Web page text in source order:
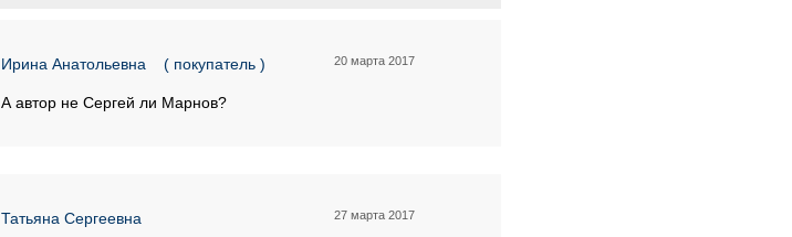
Ирина Анатольевна ( покупатель ) 20 марта 2017
А автор не Сергей ли Марнов?
Татьяна Сергеевна 27 марта 2017